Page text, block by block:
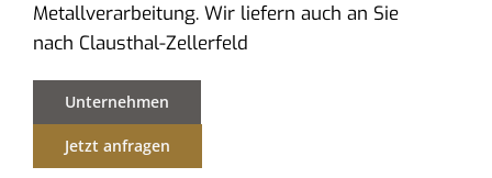
Metallverarbeitung. Wir liefern auch an Sie
nach Clausthal-Zellerfeld
Unternehmen
Jetzt anfragen